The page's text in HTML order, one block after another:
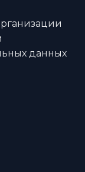
данных